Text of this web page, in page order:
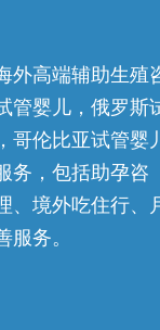
外高端辅助生殖
管婴儿，俄罗斯
哥伦比亚试管婴
务，包括助孕咨
、境外吃住行、
务。